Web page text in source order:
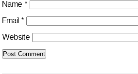
Name *
Email *
Website